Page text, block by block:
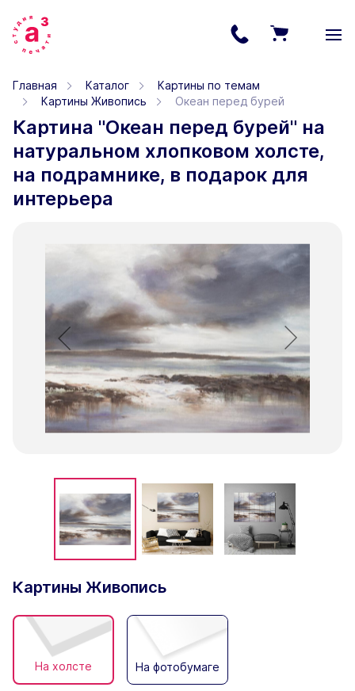
Главная Каталог
Картины по темам
Картины Живопись
Океан перед бурей
Картина "Океан перед бурей" на
натуральном хлопковом холсте,
на подрамнике, в подарок для
интерьера
Картины Живопись
На холсте На фотобумаге